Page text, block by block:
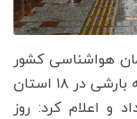
هواشناسی کشور
با صدور هشدار سطح زرد از فعالیت سامانه بارشی در ۱۸ استان
خبر داد و اعلام کرد: روز